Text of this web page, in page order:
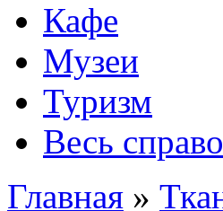
Кафе
Музеи
Туризм
Весь
Главная »